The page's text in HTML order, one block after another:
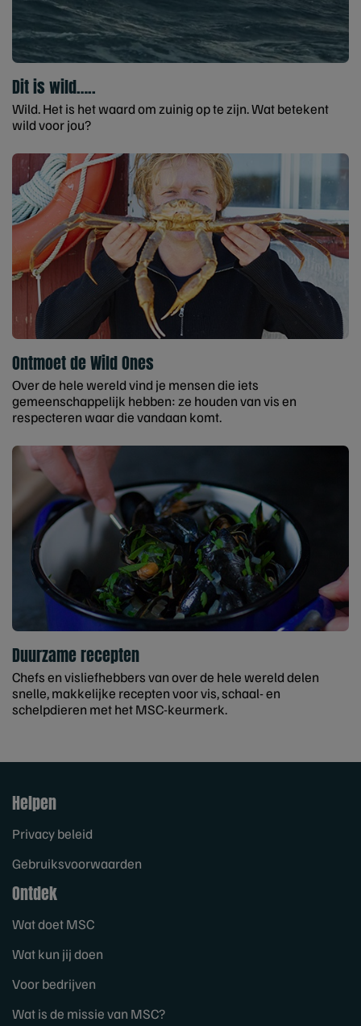
Dit is wild…..
Wild. Het is het waard om zuinig op te zijn. Wat betekent
wild voor jou?
Ontmoet de Wild Ones
Over de hele wereld vind je mensen die iets
gemeenschappelijk hebben: ze houden van vis en
respecteren waar die vandaan komt.
Duurzame recepten
Chefs en visliefhebbers van over de hele wereld delen
snelle, makkelijke recepten voor vis, schaal- en
schelpdieren met het MSC-keurmerk.
Helpen
Privacy beleid
Gebruiksvoorwaarden
Ontdek
Wat doet MSC
Wat kun jij doen
Voor bedrijven
Wat is de missie van MSC?